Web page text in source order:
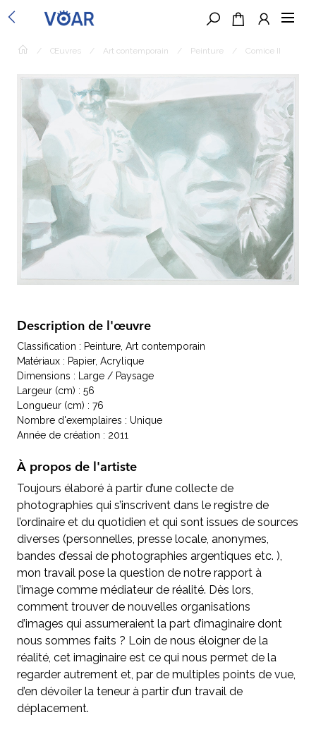
/ Œuvres / Art contemporain / Peinture / Comice II
Description de l'œuvre
Classification : Peinture, Art contemporain
Matériaux : Papier, Acrylique
Dimensions : Large / Paysage
Largeur (cm) : 56
Longueur (cm) : 76
Nombre d'exemplaires : Unique
Année de création : 2011
À propos de l'artiste
Toujours élaboré à partir d’une collecte de
photographies qui s’inscrivent dans le registre de
l’ordinaire et du quotidien et qui sont issues de sources
diverses (personnelles, presse locale, anonymes,
bandes d’essai de photographies argentiques etc. ),
mon travail pose la question de notre rapport à
l’image comme médiateur de réalité. Dès lors,
comment trouver de nouvelles organisations
d’images qui assumeraient la part d’imaginaire dont
nous sommes faits ? Loin de nous éloigner de la
réalité, cet imaginaire est ce qui nous permet de la
regarder autrement et, par de multiples points de vue,
d’en dévoiler la teneur à partir d’un travail de
déplacement.